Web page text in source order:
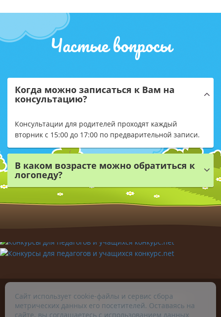
Частые вопросы
Когда можно записаться к Вам на
консультацию?
Консультации для родителей проходят каждый
вторник с 15:00 до 17:00 по предварительной записи.
В каком возрасте можно обратиться к
логопеду?
© 2026. Учитель-логопед Чугунова Ирина Сергеевна. г.
Челябинск.Карта сайта.
Сайт использует cookie-файлы и сервис сбора
метрических данных его посетителей. Оставаясь на
сайте, вы соглашаетесь с использованием данных